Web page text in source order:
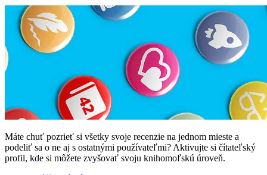
Máte chuť pozrieť si všetky svoje recenzie na jednom mieste a
podeliť sa o ne aj s ostatnými používateľmi? Aktivujte si čítateľský
profil, kde si môžete zvyšovať svoju knihomoľskú úroveň.